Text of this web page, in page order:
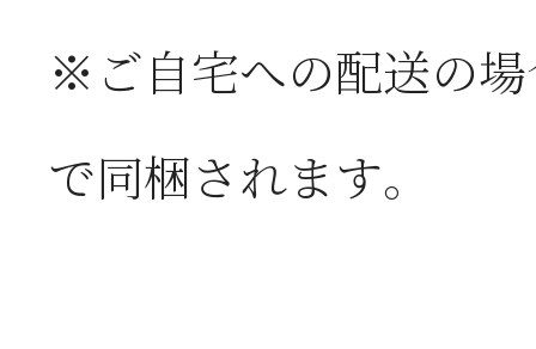
※ご自宅への配送の
で同梱されます。